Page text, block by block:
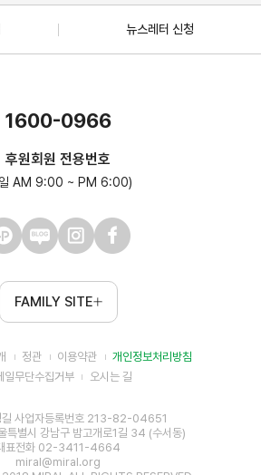
뉴스레터 신청
1600-0966
후원회원 전용번호
AM 9:00 ~ PM 6:00)
FAMILY SITE
정관 이용약관
개인정보처리방침
일무단수집거부
오시는 길
길 사업자등록번호 213-82-04651
별시 강남구 밤고개로1길 34 (수서동)
표전화 02-3411-4664
miral@miral.org